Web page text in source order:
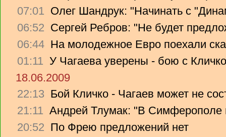
07:01 Олег Шандрук: "Начинать с
06:52 Сергей Ребров: "Не будет
06:44 На молодежное Евро поехали
01:11 У Чагаева уверены - бою с
18.06.2009
22:13 Бой Кличко - Чагаев может не
21:11 Андрей Тлумак: "В Симферополе
20:52 По Фрею предложений нет